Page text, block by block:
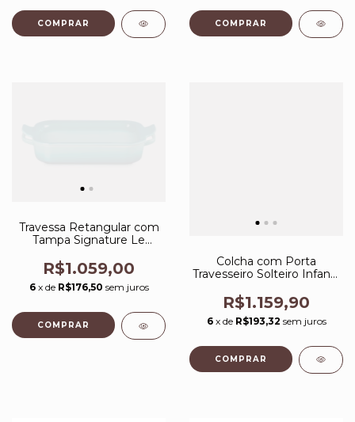
Travessa Retangular com
Tampa Signature Le
R$1.059,00
6 x de R$176,50 sem juros
Colcha com Porta
Travesseiro Solteiro Infantil
Amore Trussardi
R$1.159,90
6 x de R$193,32 sem juros